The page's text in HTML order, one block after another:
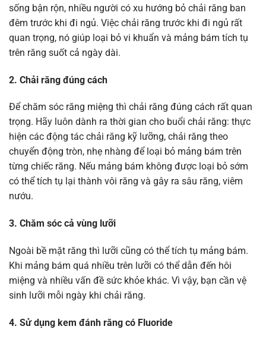
sống bận rộn, nhiều người có xu hướng bỏ chải răng ban
đêm trước khi đi ngủ. Việc chải răng trước khi đi ngủ rất
quan trọng, nó giúp loại bỏ vi khuẩn và mảng bám tích tụ
trên răng suốt cả ngày dài.
2. Chải răng đúng cách
Để chăm sóc răng miệng thì chải răng đúng cách rất quan
trọng. Hãy luôn dành ra thời gian cho buổi chải răng: thực
hiện các động tác chải răng kỹ lưỡng, chải răng theo
chuyển động tròn, nhẹ nhàng để loại bỏ mảng bám trên
từng chiếc răng. Nếu mảng bám không được loại bỏ sớm
có thể tích tụ lại thành vôi răng và gây ra sâu răng, viêm
nướu.
3. Chăm sóc cả vùng lưỡi
Ngoài bề mặt răng thì lưỡi cũng có thể tích tụ mảng bám.
Khi mảng bám quá nhiều trên lưỡi có thể dẫn đến hôi
miệng và nhiều vấn đề sức khỏe khác. Vì vậy, bạn cần vệ
sinh lưỡi mỗi ngày khi chải răng.
4. Sử dụng kem đánh răng có Fluoride